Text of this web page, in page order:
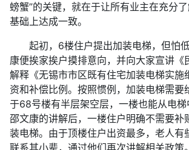
螃蟹”的关键，就在于让所有业主在充分
基础上达成一致。
起初，6楼住户提出加装电梯，但怕
康便挨家挨户摸排意向，并向大家宣讲《
解释《无锡市市区既有住宅加装电梯实施
资和补偿比例。按照惯例，加装电梯需要
于68号楼有半层架空层，一楼也能从电梯
邵文康的讲解后，一楼住户明确不需要补
装电梯。由于顶楼住户出资最多，老人有
联系其小辈，通过他们再次讲解相关政策